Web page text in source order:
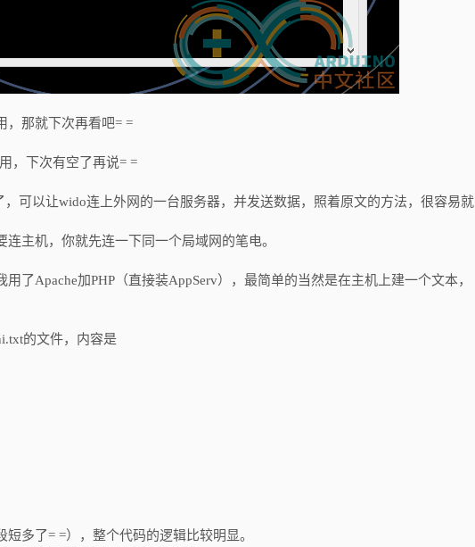
，那就下次再看吧= =
，下次有空了再说= =
可以让wido连上外网的一台服务器，并发送数据，照着原文的方法，很容易就
主机，你就先连一下同一个局域网的笔电。
了Apache加PHP（直接装AppServ），最简单的当然是在主机上建一个文本，
的文件，内容是
多了= =），整个代码的逻辑比较明显。